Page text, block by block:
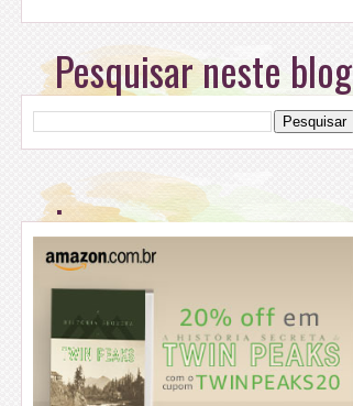
Pesquisar neste blog
.